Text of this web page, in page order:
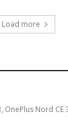
Load more